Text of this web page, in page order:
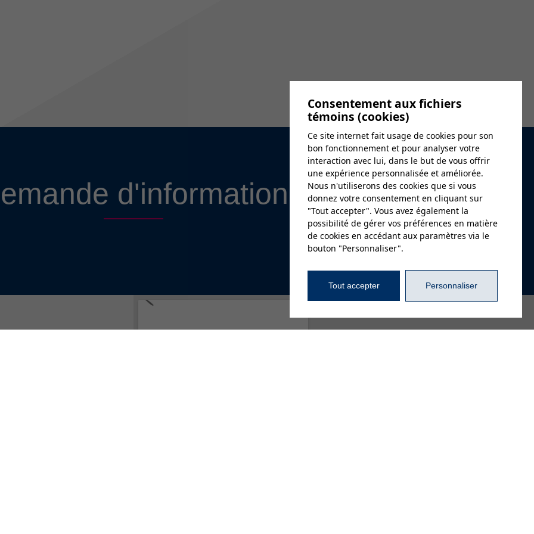
d'information
Consentement aux fichiers
témoins (cookies)
Ce site internet fait usage de cookies pour son
bon fonctionnement et pour analyser votre
interaction avec lui, dans le but de vous offrir
une expérience personnalisée et améliorée.
Nous n'utiliserons des cookies que si vous
donnez votre consentement en cliquant sur
"Tout accepter". Vous avez également la
possibilité de gérer vos préférences en matière
de cookies en accédant aux paramètres via le
bouton "Personnaliser".
Tout accepter Personnaliser